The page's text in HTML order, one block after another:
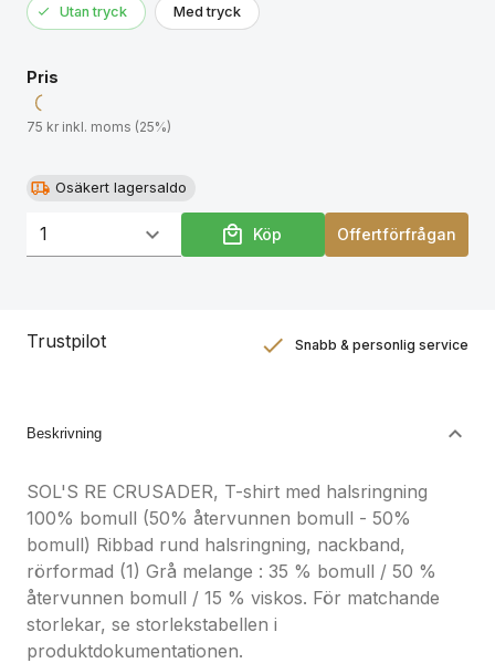
Utan tryck Med tryck
Pris
75 kr inkl. moms (25%)
Osäkert lagersaldo
Köp Offertförfrågan
Trustpilot Snabb & personlig service
Beskrivning
SOL'S RE CRUSADER, T-shirt med halsringning
100% bomull (50% återvunnen bomull - 50%
bomull) Ribbad rund halsringning, nackband,
rörformad (1) Grå melange : 35 % bomull / 50 %
återvunnen bomull / 15 % viskos. För matchande
storlekar, se storlekstabellen i
produktdokumentationen.